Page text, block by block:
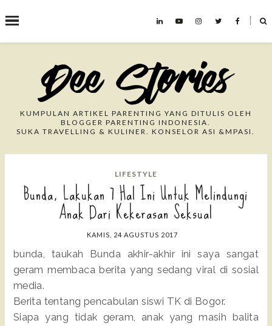
˟
Search This Blog
KUMPULAN ARTIKEL PARENTING YANG DITULIS OLEH
BLOGGER PARENTING INDONESIA.
SUKA TRAVELLING & KULINER. KONSELOR ASI &MPASI.
LIFESTYLE
Bunda, Lakukan 7 Hal Ini Untuk Melindungi
Anak Dari Kekerasan Seksual
KAMIS, 24 AGUSTUS 2017
bunda, taukah Bunda akhir-akhir ini saya sangat
geram membaca berita yang sedang viral di sosial
media.
Berita tentang pencabulan siswi TK di Bogor.
Siapa yang tidak geram, anak yang masih balita